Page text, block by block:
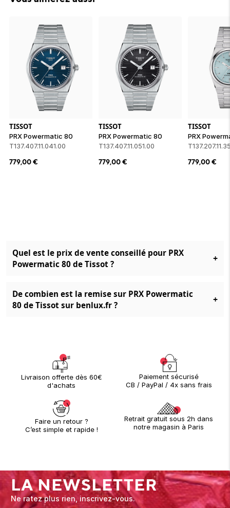
TISSOT
PRX Powermatic 80
T137.407.11.041.00
779,00€
TISSOT
PRX Powermatic 80
T137.407.11.051.00
779,00€
TISSOT
PRX
779,00€
Quel est le prix de vente conseillé pour PRX
Powermatic 80 de Tissot ?
+
De combien est la remise sur PRX Powermatic
80 de Tissot sur benlux.fr ?
+
Livraison offerte dès 60€
d'achats
Paiement sécurisé
CB / PayPal / 4x sans frais
Faire un retour ?
C’est simple et rapide !
Retrait gratuit sous 2h dans
notre magasin à Paris
LA NEWSLETTER
Ne ratez plus rien, inscrivez-vous.